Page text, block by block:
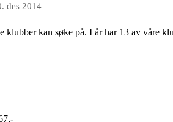
des 2014
klubber kan søke på. I år har 13 av våre